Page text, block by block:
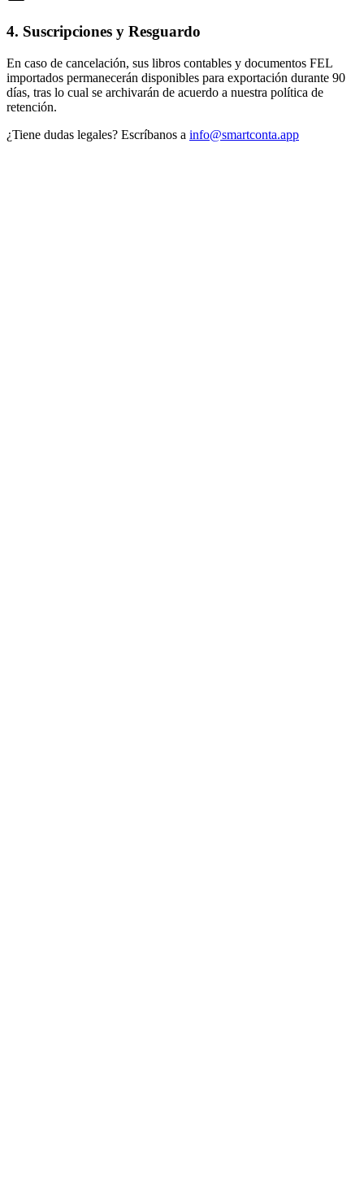
4. Suscripciones y Resguardo
En caso de cancelación, sus libros contables y documentos FEL
importados permanecerán disponibles para exportación durante 90
días, tras lo cual se archivarán de acuerdo a nuestra política de
retención.
¿Tiene dudas legales? Escríbanos a info@smartconta.app